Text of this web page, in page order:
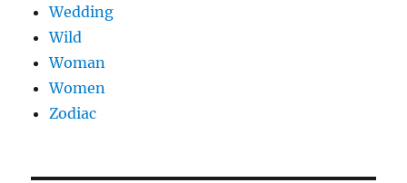
Wedding
Wild
Woman
Women
Zodiac